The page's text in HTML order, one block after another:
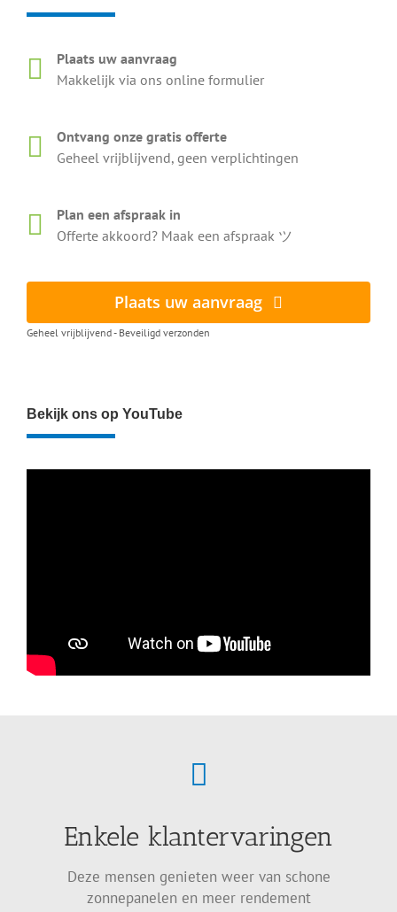
Plaats uw aanvraag
Makkelijk via ons online formulier
Ontvang onze gratis offerte
Geheel vrijblijvend, geen verplichtingen
Plan een afspraak in
Offerte akkoord? Maak een afspraak ツ
Plaats uw aanvraag
Geheel vrijblijvend - Beveiligd verzonden
Bekijk ons op YouTube
Enkele klantervaringen
Deze mensen genieten weer van schone
zonnepanelen en meer rendement